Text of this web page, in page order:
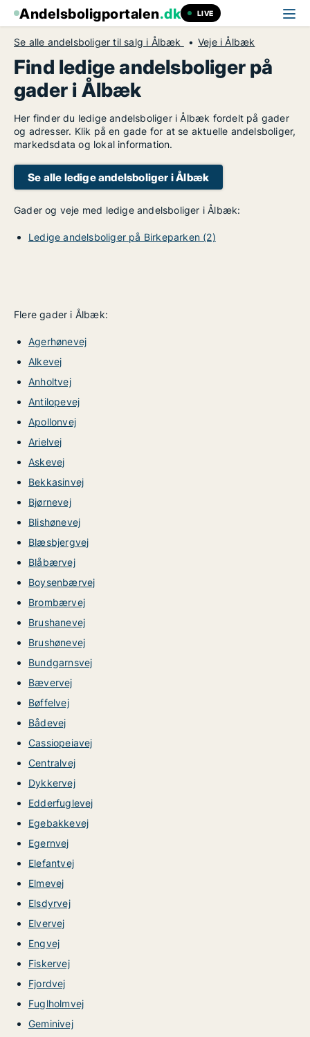
Andelsboligportalen.dk LIVE
Se alle andelsboliger til salg i Ålbæk Veje i Ålbæk
Find ledige andelsboliger på
gader i Ålbæk
Her finder du ledige andelsboliger i Ålbæk fordelt på gader
og adresser. Klik på en gade for at se aktuelle andelsboliger,
markedsdata og lokal information.
Se alle ledige andelsboliger i Ålbæk
Gader og veje med ledige andelsboliger i Ålbæk:
Ledige andelsboliger på Birkeparken (2)
Flere gader i Ålbæk:
Agerhønevej
Alkevej
Anholtvej
Antilopevej
Apollonvej
Arielvej
Askevej
Bekkasinvej
Bjørnevej
Blishønevej
Blæsbjergvej
Blåbærvej
Boysenbærvej
Brombærvej
Brushanevej
Brushønevej
Bundgarnsvej
Bævervej
Bøffelvej
Bådevej
Cassiopeiavej
Centralvej
Dykkervej
Edderfuglevej
Egebakkevej
Egernvej
Elefantvej
Elmevej
Elsdyrvej
Elvervej
Engvej
Fiskervej
Fjordvej
Fuglholmvej
Geminivej